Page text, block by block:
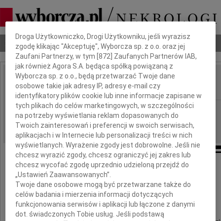
Nekrologi Odeszli Poradnik pogrzebowy
IMIĘ I NAZWISKO: Tomasz Jaraczewski
REGION: Warszawa
DATA EMISJI: 05.05.2026
Odszedł spokojnie w wieku 83 lat
Tomasz Jaraczewski
Dbamy o Twoją prywatność
Droga Użytkowniczko, Drogi Użytkowniku, jeśli wyrazisz
zgodę klikając "Akceptuję", Wyborcza sp. z o.o. oraz jej
Zaufani Partnerzy, w tym [872 ] Zaufanych Partnerów IAB,
jak również Agora S.A. będąca spółką powiązaną z
Wyborcza sp. z o.o., będą przetwarzać Twoje dane
osobowe takie jak adresy IP, adresy e-mail czy
identyfikatory plików cookie lub inne informacje zapisane w
tych plikach do celów marketingowych, w szczególności
na potrzeby wyświetlania reklam dopasowanych do
Twoich zainteresowań i preferencji w swoich serwisach,
aplikacjach i w Internecie lub personalizacji treści w nich
wyświetlanych. Wyrażenie zgody jest dobrowolne. Jeśli nie
chcesz wyrazić zgody, chcesz ograniczyć jej zakres lub
chcesz wycofać zgodę uprzednio udzieloną przejdź do
„Ustawień Zaawansowanych”.
Twoje dane osobowe mogą być przetwarzane także do
celów badania i mierzenia informacji dotyczących
funkcjonowania serwisów i aplikacji lub łączone z danymi
dot. świadczonych Tobie usług. Jeśli podstawą